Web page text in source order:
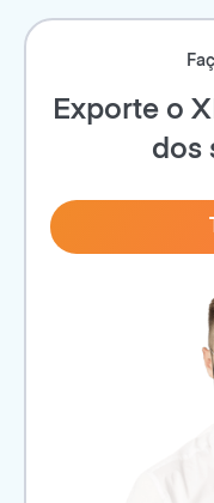
Exporte o
dos